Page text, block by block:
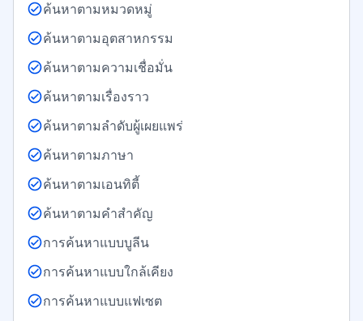
ค้นหาตามหมวดหมู่
ค้นหาตามอุตสาหกรรม
ค้นหาตามความเชื่อมั่น
ค้นหาตามเรื่องราว
ค้นหาตามลำดับผู้เผยแพร่
ค้นหาตามภาษา
ค้นหาตามเอนทิตี้
ค้นหาตามคำสำคัญ
การค้นหาแบบบูลีน
การค้นหาแบบใกล้เคียง
การค้นหาแบบแฟเซต